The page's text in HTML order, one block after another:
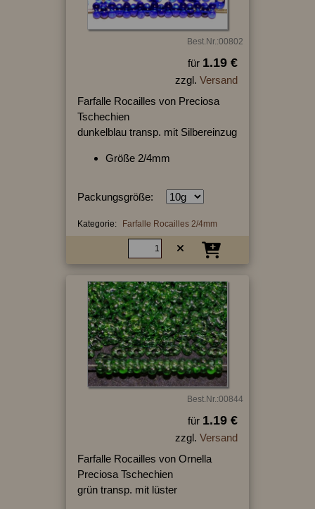
Best.Nr.:00802
für 1.19 €
zzgl. Versand
Farfalle Rocailles von Preciosa
Tschechien
dunkelblau transp. mit Silbereinzug
Größe 2/4mm
Packungsgröße:
Kategorie: Farfalle Rocailles 2/4mm
Best.Nr.:00844
für 1.19 €
zzgl. Versand
Farfalle Rocailles von Ornella
Preciosa Tschechien
grün transp. mit lüster